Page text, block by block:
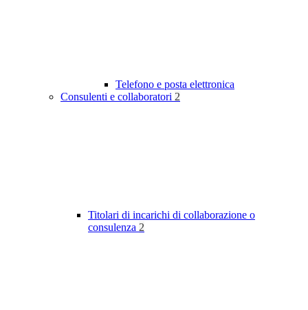
Telefono e posta elettronica
Consulenti e collaboratori 2
Titolari di incarichi di collaborazione o
consulenza 2